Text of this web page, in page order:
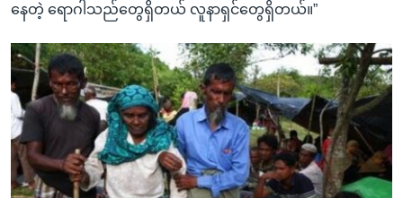
နေတဲ့ ရောဂါသည်တွေရှိတယ် လူနာရှင်တွေရှိတယ်။”